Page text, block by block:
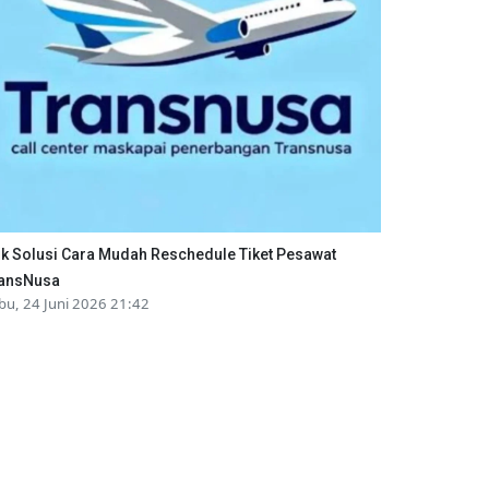
Solusi Cara Mudah Reschedule Tiket Pesawat
24 Juni 2026 21:42